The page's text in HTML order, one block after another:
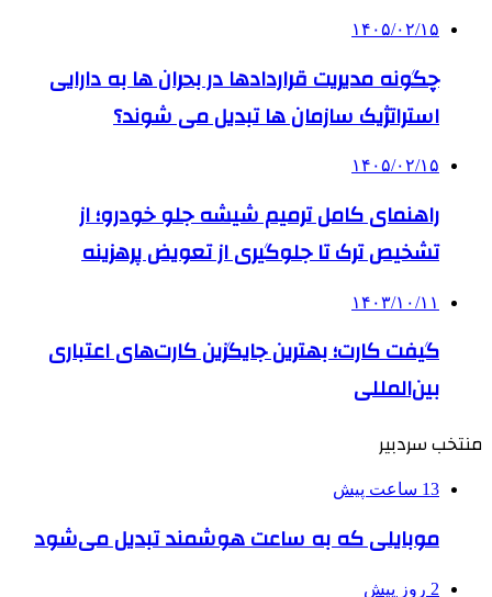
۱۴۰۵/۰۲/۱۵
چگونه مدیریت قراردادها در بحران ها به دارایی
استراتژیک سازمان ها تبدیل می شوند؟
۱۴۰۵/۰۲/۱۵
راهنمای کامل ترمیم شیشه جلو خودرو؛ از
تشخیص ترک تا جلوگیری از تعویض پرهزینه
۱۴۰۳/۱۰/۱۱
گیفت کارت؛ بهترین جایگزین کارت‌های اعتباری
بین‌المللی
منتخب سردبیر
13 ساعت پیش
موبایلی که به ساعت هوشمند تبدیل می‌شود
2 روز پیش